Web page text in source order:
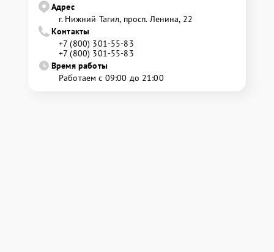
Адрес
г. Нижний Тагил, просп. Ленина, 22
Контакты
+7 (800) 301-55-83
+7 (800) 301-55-83
Время работы
Работаем с 09:00 до 21:00